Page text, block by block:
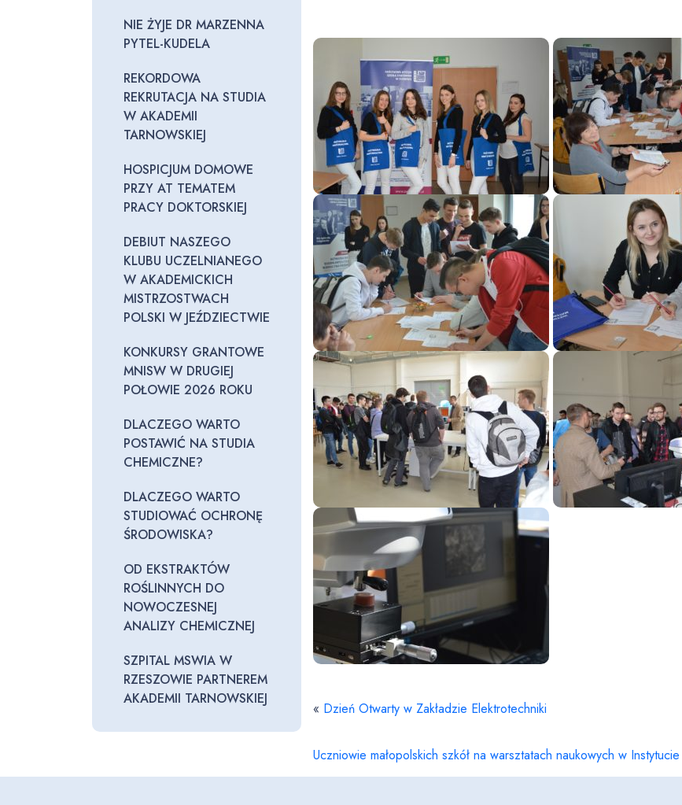
NIE ŻYJE DR MARZENNA
PYTEL-KUDELA
REKORDOWA
REKRUTACJA NA STUDIA
W AKADEMII
TARNOWSKIEJ
HOSPICJUM DOMOWE
PRZY AT TEMATEM
PRACY DOKTORSKIEJ
DEBIUT NASZEGO
KLUBU UCZELNIANEGO
W AKADEMICKICH
MISTRZOSTWACH
POLSKI W JEŹDZIECTWIE
KONKURSY GRANTOWE
MNISW W DRUGIEJ
POŁOWIE 2026 ROKU
DLACZEGO WARTO
POSTAWIĆ NA STUDIA
CHEMICZNE?
DLACZEGO WARTO
STUDIOWAĆ OCHRONĘ
ŚRODOWISKA?
OD EKSTRAKTÓW
ROŚLINNYCH DO
NOWOCZESNEJ
ANALIZY CHEMICZNEJ
SZPITAL MSWIA W
RZESZOWIE PARTNEREM
AKADEMII TARNOWSKIEJ
« Dzień Otwarty w Zakładzie Elektrotechniki
Uczniowie małopolskich szkół na warsztatach naukowych w